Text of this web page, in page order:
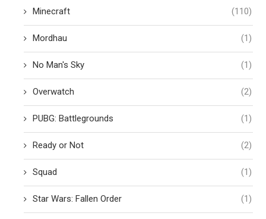
Minecraft (110)
Mordhau (1)
No Man's Sky (1)
Overwatch (2)
PUBG: Battlegrounds (1)
Ready or Not (2)
Squad (1)
Star Wars: Fallen Order (1)